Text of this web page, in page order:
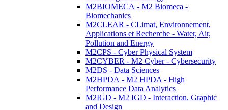
M2BIOMECA - M2 Biomeca -
Biomechanics
M2CLEAR - CLimat, Environnement,
Applications et Recherche - Water, Air,
Pollution and Energy
M2CPS - Cyber Physical System
M2CYBER - M2 Cyber - Cybersecurity
M2DS - Data Sciences
M2HPDA - M2 HPDA - High
Performance Data Analytics
M2IGD - M2 IGD - Interaction, Graphic
and Design